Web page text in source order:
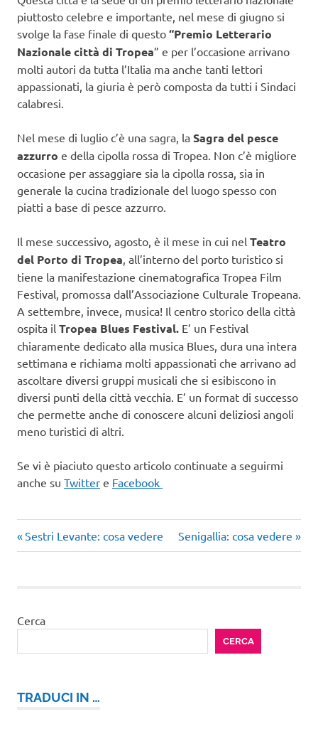
piuttosto celebre e importante, nel mese di giugno si
svolge la fase finale di questo “Premio Letterario
Nazionale città di Tropea” e per l’occasione arrivano
molti autori da tutta l’Italia ma anche tanti lettori
appassionati, la giuria è però composta da tutti i Sindaci
calabresi.
Nel mese di luglio c’è una sagra, la Sagra del pesce
azzurro e della cipolla rossa di Tropea. Non c’è migliore
occasione per assaggiare sia la cipolla rossa, sia in
generale la cucina tradizionale del luogo spesso con
piatti a base di pesce azzurro.
Il mese successivo, agosto, è il mese in cui nel Teatro
del Porto di Tropea, all’interno del porto turistico si
tiene la manifestazione cinematografica Tropea Film
Festival, promossa dall’Associazione Culturale Tropeana.
A settembre, invece, musica! Il centro storico della città
ospita il Tropea Blues Festival. E’ un Festival
chiaramente dedicato alla musica Blues, dura una intera
settimana e richiama molti appassionati che arrivano ad
ascoltare diversi gruppi musicali che si esibiscono in
diversi punti della città vecchia. E’ un format di successo
che permette anche di conoscere alcuni deliziosi angoli
meno turistici di altri.
Se vi è piaciuto questo articolo continuate a seguirmi
anche su Twitter e Facebook
Navigazione
Articolo
precedente:
Sestri Levante: cosa vedere
Articolo
successivo:
Senigallia: cosa vedere
Cerca
CERCA
TRADUCI IN …